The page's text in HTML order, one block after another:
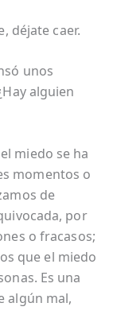
déjate caer.
unos
alguien
miedo se ha
momentos o
de
por
o fracasos;
que el miedo
Es una
algún mal,